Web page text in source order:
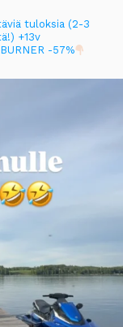
tuloksia (2-3
+13v
BURNER -57%